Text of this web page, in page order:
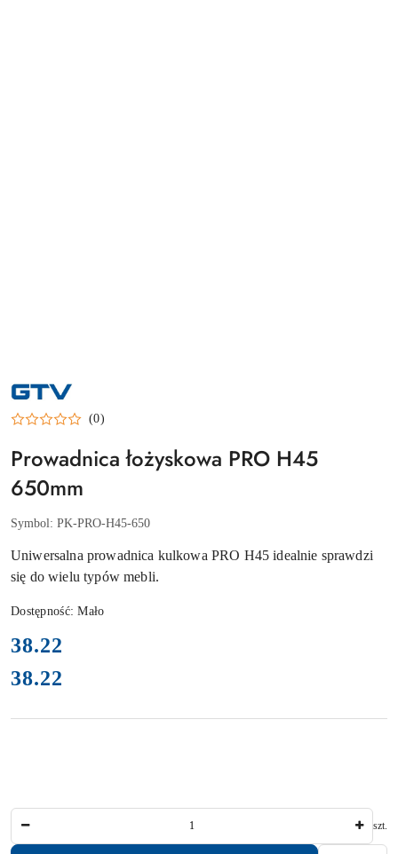
NAZWA
PRODUCENTA:
GTV
(0)
Prowadnica łożyskowa PRO H45
650mm
Symbol: PK-PRO-H45-650
Uniwersalna prowadnica kulkowa PRO H45 idealnie sprawdzi
się do wielu typów mebli.
Dostępność:Mało
cena:
38.22
Cena:
38.22
szt.